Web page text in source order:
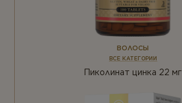
ВОЛОСЫ
ВСЕ КАТЕГОРИИ
Пиколинат цинка 22 мг